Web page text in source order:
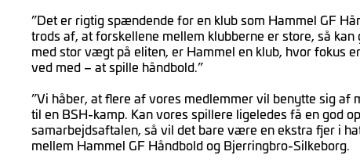
”Det er rigtig spændende for en klub som Hammel GF
trods af, at forskellene mellem klubberne er store, så
med stor vægt på eliten, er Hammel en klub, hvor fokus
ved med – at spille håndbold.”
”Vi håber, at flere af vores medlemmer vil benytte sig
til en BSH-kamp. Kan vores spillere ligeledes få en god
samarbejdsaftalen, så vil det bare være en ekstra fjer i
mellem Hammel GF Håndbold og Bjerringbro-Silkeborg.